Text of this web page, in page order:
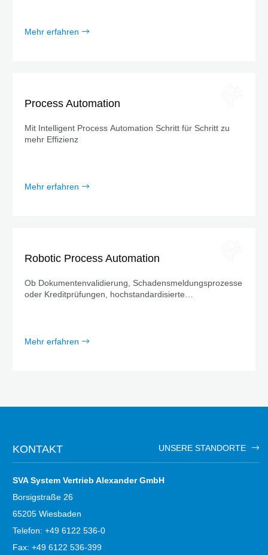
Mehr erfahren
Process Automation
Mit Intelligent Process Automation Schritt für Schritt zu
mehr Effizienz
Mehr erfahren
Robotic Process Automation
Ob Dokumentenvalidierung, Schadensmeldungsprozesse
oder Kreditprüfungen, hochstandardisierte
Mehr erfahren
KONTAKT UNSERE STANDORTE
SVA System Vertrieb Alexander GmbH
Borsigstraße 26
65205 Wiesbaden
Telefon: +49 6122 536-0
Fax: +49 6122 536-399